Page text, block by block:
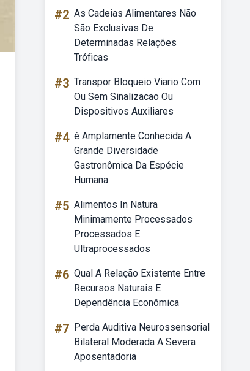
#2 As Cadeias Alimentares Não
São Exclusivas De
Determinadas Relações
Tróficas
#3 Transpor Bloqueio Viario Com
Ou Sem Sinalizacao Ou
Dispositivos Auxiliares
#4 é Amplamente Conhecida A
Grande Diversidade
Gastronômica Da Espécie
Humana
#5 Alimentos In Natura
Minimamente Processados
Processados E
Ultraprocessados
#6 Qual A Relação Existente Entre
Recursos Naturais E
Dependência Econômica
#7 Perda Auditiva Neurossensorial
Bilateral Moderada A Severa
Aposentadoria